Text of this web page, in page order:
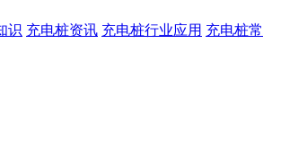
识 充电桩资讯 充电桩行业应用 充电桩常